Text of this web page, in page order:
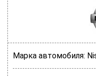
Марка автомобиля: